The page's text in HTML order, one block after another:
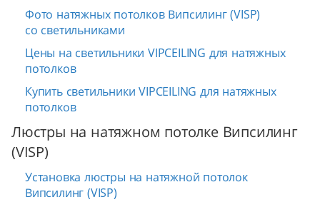
Фото натяжных потолков Випсилинг (VISP)
со светильниками
Цены на светильники VIPCEILING для натяжных
потолков
Купить светильники VIPCEILING для натяжных
потолков
Люстры на натяжном потолке Випсилинг
(VISP)
Установка люстры на натяжной потолок
Випсилинг (VISP)